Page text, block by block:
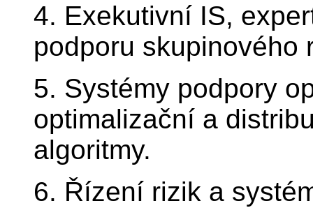
4. Exekutivní IS,
podporu skupinového
5. Systémy podpory
optimalizační a
algoritmy.
6. Řízení rizik a